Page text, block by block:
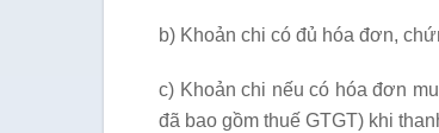
b) Khoản chi có đủ hóa đơn,
c) Khoản chi nếu có hóa đơn
đã bao gồm thuế GTGT) khi